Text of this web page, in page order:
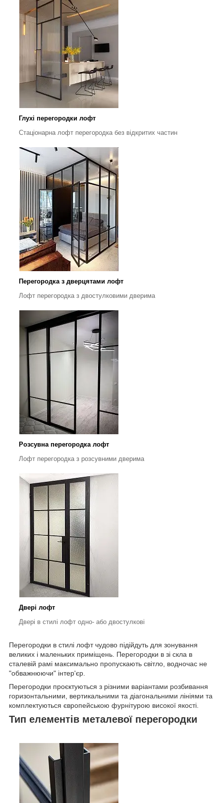
Глухі перегородки лофт
Стаціонарна лофт перегородка без відкритих частин
Перегородка з дверцятами лофт
Лофт перегородка з двостулковими дверима
Розсувна перегородка лофт
Лофт перегородка з розсувними дверима
Двері лофт
Двері в стилі лофт одно- або двостулкові
Перегородки в стилі лофт чудово підійдуть для зонування
великих і маленьких приміщень. Перегородки в зі скла в
сталевій рамі максимально пропускають світло, водночас не
"обважнюючи" інтер'єр.
Перегородки проєктуються з різними варіантами розбивання
горизонтальними, вертикальними та діагональними лініями та
комплектуються європейською фурнітурою високої якості.
Тип елементів металевої перегородки